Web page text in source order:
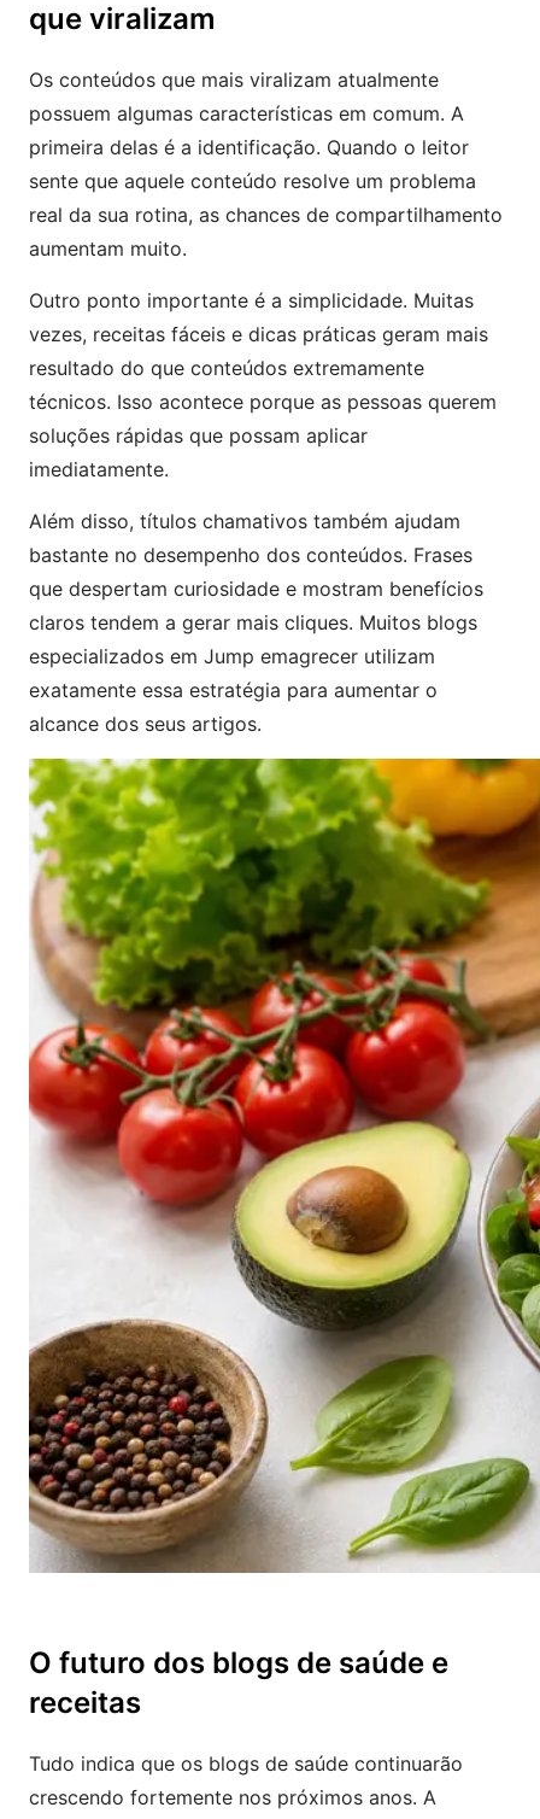
que viralizam
Os conteúdos que mais viralizam atualmente
possuem algumas características em comum. A
primeira delas é a identificação. Quando o leitor
sente que aquele conteúdo resolve um problema
real da sua rotina, as chances de compartilhamento
aumentam muito.
Outro ponto importante é a simplicidade. Muitas
vezes, receitas fáceis e dicas práticas geram mais
resultado do que conteúdos extremamente
técnicos. Isso acontece porque as pessoas querem
soluções rápidas que possam aplicar
imediatamente.
Além disso, títulos chamativos também ajudam
bastante no desempenho dos conteúdos. Frases
que despertam curiosidade e mostram benefícios
claros tendem a gerar mais cliques. Muitos blogs
especializados em Jump emagrecer utilizam
exatamente essa estratégia para aumentar o
alcance dos seus artigos.
O futuro dos blogs de saúde e
receitas
Tudo indica que os blogs de saúde continuarão
crescendo fortemente nos próximos anos. A